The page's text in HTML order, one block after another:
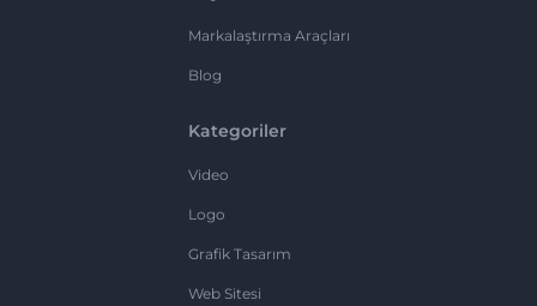
Markalaştırma Araçları
Blog
Kategoriler
Video
Logo
Grafik Tasarım
Web Sitesi